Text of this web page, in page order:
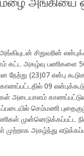
சிறுவரின்
கட்ட அகழ்வு பணிகளை
நேற்று (23)07 என்பு
09
அடையாளம்
செம்மணி
முன்னெடுக்கப்பட்ட
முற்றாக அகழ்ந்து